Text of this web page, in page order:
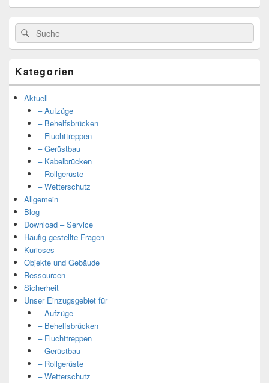
Suche
nach:
Suche
Kategorien
Aktuell
– Aufzüge
– Behelfsbrücken
– Fluchttreppen
– Gerüstbau
– Kabelbrücken
– Rollgerüste
– Wetterschutz
Allgemein
Blog
Download – Service
Häufig gestellte Fragen
Kurioses
Objekte und Gebäude
Ressourcen
Sicherheit
Unser Einzugsgebiet für
– Aufzüge
– Behelfsbrücken
– Fluchttreppen
– Gerüstbau
– Rollgerüste
– Wetterschutz